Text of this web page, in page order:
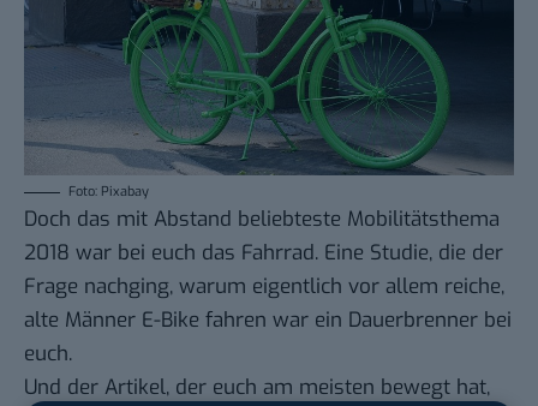
Foto: Pixabay
Doch das mit Abstand beliebteste Mobilitätsthema
2018 war bei euch das Fahrrad. Eine Studie, die der
Frage nachging, warum eigentlich vor allem reiche,
alte Männer E-Bike fahren war ein Dauerbrenner bei
euch.
Und der Artikel, der euch am meisten bewegt hat,